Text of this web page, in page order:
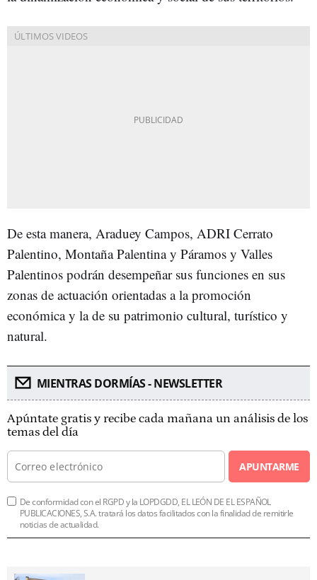
De esta manera, Araduey Campos, ADRI Cerrato
Palentino, Montaña Palentina y Páramos y Valles
Palentinos podrán desempeñar sus funciones en sus
zonas de actuación orientadas a la promoción
económica y la de su patrimonio cultural, turístico y
natural.
MIENTRAS DORMÍAS - NEWSLETTER
Apúntate gratis y recibe cada mañana un análisis de los
temas del día
APUNTARME
De conformidad con el RGPD y la LOPDGDD, EL LEÓN DE EL ESPAÑOL
PUBLICACIONES, S.A. tratará los datos facilitados con la finalidad de remitirle
noticias de actualidad.